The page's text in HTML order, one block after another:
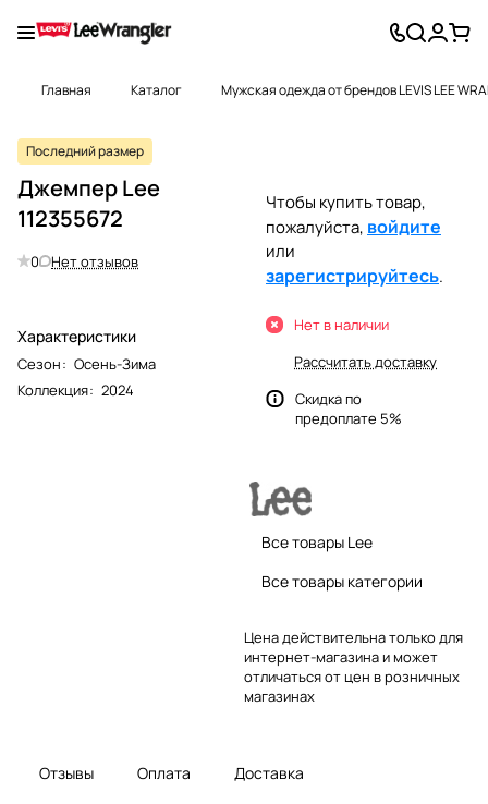
Главная Каталог Мужская одежда от брендов LEVIS LEE
Последний размер
Джемпер Lee
112355672
0 Нет отзывов
Характеристики
Сезон: Осень-Зима
Коллекция: 2024
Чтобы купить товар,
пожалуйста, войдите
или
зарегистрируйтесь.
Нет в наличии
Рассчитать доставку
Скидка по
предоплате 5%
Все товары Lee
Все товары категории
Цена действительна только для
интернет-магазина и может
отличаться от цен в розничных
магазинах
Отзывы Оплата Доставка